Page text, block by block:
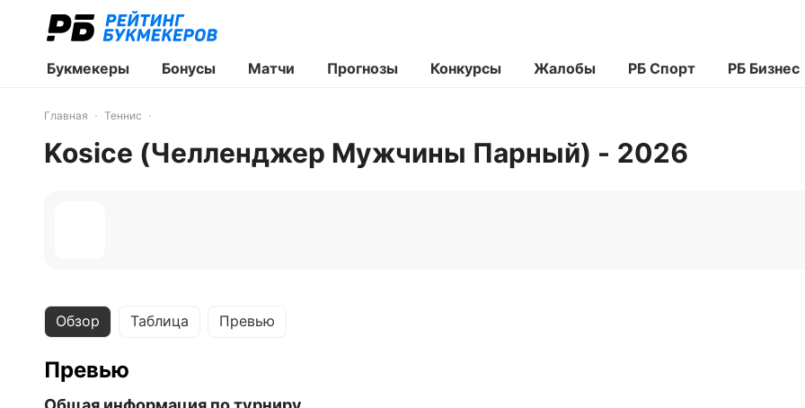
Букмекеры Бонусы Матчи Прогнозы Конкурсы Жалобы РБ Спорт РБ Бизнес
Главная Теннис
Kosice (Челленджер Мужчины Парный) - 2026
Обзор Таблица Превью
Превью